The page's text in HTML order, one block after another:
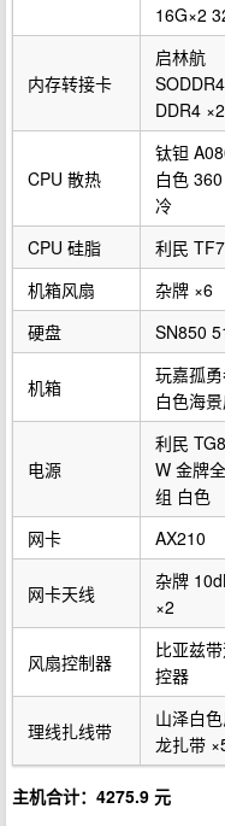
16G×2
内存转接卡
启林航
DDR4 ×2
CPU 散热
钛钽
白色
冷
CPU 硅脂 利民
机箱风扇
杂牌 ×6
硬盘
SN850
机箱
玩嘉孤
白色海
电源
利民
W 金牌
组 白色
网卡 AX210
网卡天线
杂牌
×2
风扇控制器
比亚兹
控器
理线扎线带
山泽白
龙扎带
主机合计：4275.9 元